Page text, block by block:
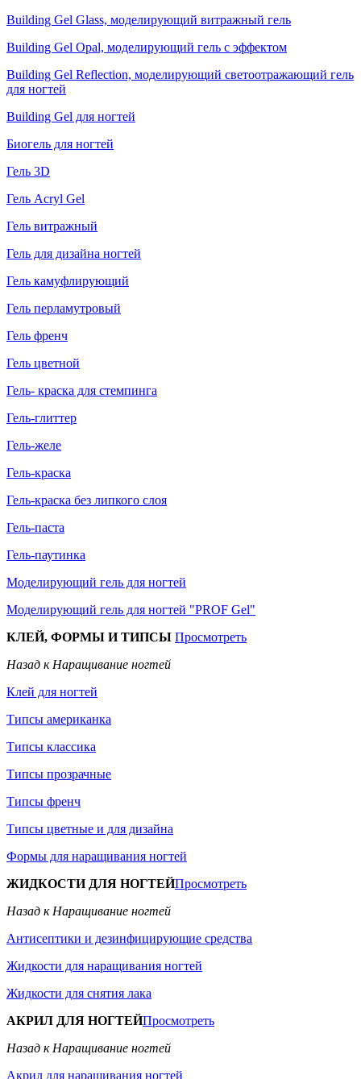
Building Gel Glass, моделирующий витражный гель
Building Gel Opal, моделирующий гель с эффектом
Building Gel Reflection, моделирующий светоотражающий гель
для ногтей
Building Gel для ногтей
Биогель для ногтей
Гель 3D
Гель Acryl Gel
Гель витражный
Гель для дизайна ногтей
Гель камуфлирующий
Гель перламутровый
Гель френч
Гель цветной
Гель- краска для стемпинга
Гель-глиттер
Гель-желе
Гель-краска
Гель-краска без липкого слоя
Гель-паста
Гель-паутинка
Моделирующий гель для ногтей
Моделирующий гель для ногтей "PROF Gel"
КЛЕЙ, ФОРМЫ И ТИПСЫ Просмотреть
Назад к Наращивание ногтей
Клей для ногтей
Типсы американка
Типсы классика
Типсы прозрачные
Типсы френч
Типсы цветные и для дизайна
Формы для наращивания ногтей
ЖИДКОСТИ ДЛЯ НОГТЕЙПросмотреть
Назад к Наращивание ногтей
Антисептики и дезинфицирующие средства
Жидкости для наращивания ногтей
Жидкости для снятия лака
АКРИЛ ДЛЯ НОГТЕЙПросмотреть
Назад к Наращивание ногтей
Акрил для наращивания ногтей